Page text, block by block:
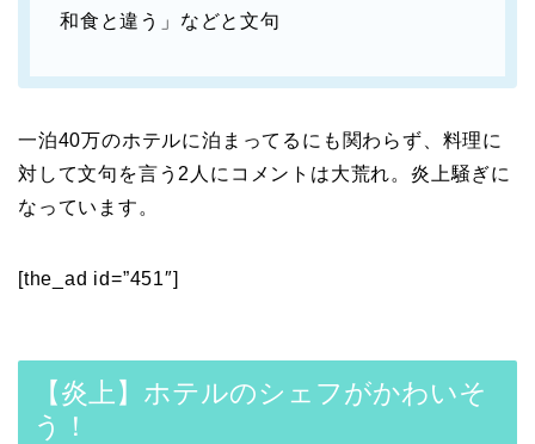
和食と違う」などと文句
一泊40万のホテルに泊まってるにも関わらず、料理に
対して文句を言う2人にコメントは大荒れ。炎上騒ぎに
なっています。
[the_ad id=”451″]
【炎上】ホテルのシェフがかわいそ
う！